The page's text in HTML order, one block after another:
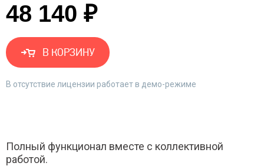
48 140 ₽
В КОРЗИНУ
В отсутствие лицензии работает в демо-режиме
Полный функционал вместе с коллективной
работой.